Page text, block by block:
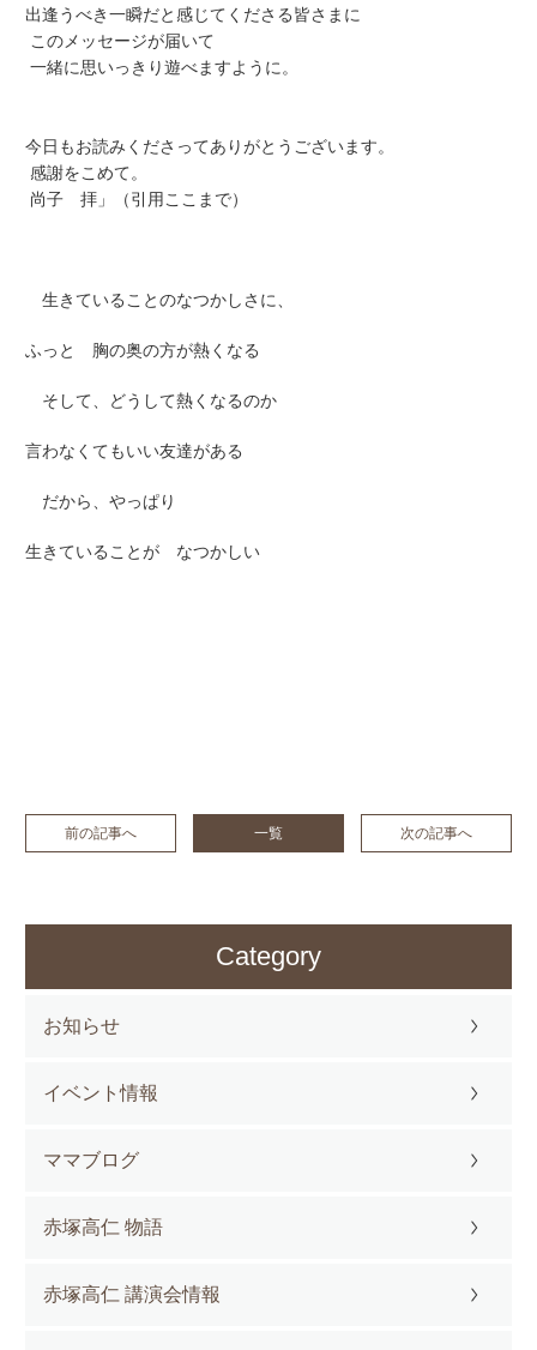
出逢うべき一瞬だと感じてくださる皆さまに
このメッセージが届いて
一緒に思いっきり遊べますように。
今日もお読みくださってありがとうございます。
感謝をこめて。
尚子 拝」（引用ここまで）
生きていることのなつかしさに、
ふっと 胸の奥の方が熱くなる
そして、どうして熱くなるのか
言わなくてもいい友達がある
だから、やっぱり
生きていることが なつかしい
前の記事へ 一覧 次の記事へ
Category
お知らせ
イベント情報
ママブログ
赤塚高仁 物語
赤塚高仁 講演会情報